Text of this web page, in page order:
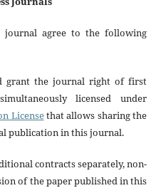
agree to the following
grant the journal right of first
licensed under
Licensethat allows sharing the
publication in this journal.
contracts separately, non-
of the paper published in this